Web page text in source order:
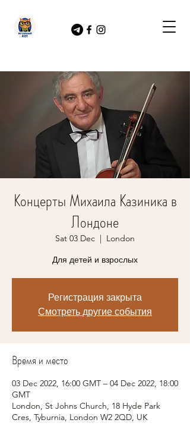
Концерты Михаила Казиника в
Лондоне
Sat 03 Dec
  |
London
Для детей и взрослых
Регистрация закрыта
Смотреть другие события
Время и место
03 Dec 2022, 16:00 GMT – 04 Dec 2022, 18:00
GMT
London, St Johns Church, 18 Hyde Park
Cres, Tyburnia, London W2 2QD, UK